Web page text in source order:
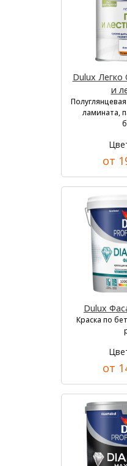
Dulux
и
ламината,
от
Dulux
Краска по
от